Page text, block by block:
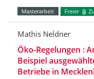
Masterarbeit Freier
Mathis Neldner
Öko-Regelungen :
Beispiel
Betriebe in